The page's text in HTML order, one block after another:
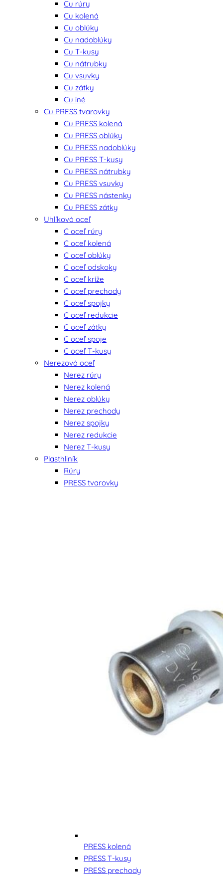
Cu rúry
Cu kolená
Cu oblúky
Cu nadoblúky
Cu T-kusy
Cu nátrubky
Cu vsuvky
Cu zátky
Cu iné
Cu PRESS tvarovky
Cu PRESS kolená
Cu PRESS oblúky
Cu PRESS nadoblúky
Cu PRESS T-kusy
Cu PRESS nátrubky
Cu PRESS vsuvky
Cu PRESS nástenky
Cu PRESS zátky
Uhlíková oceľ
C oceľ rúry
C oceľ kolená
C oceľ oblúky
C oceľ odskoky
C oceľ kríže
C oceľ prechody
C oceľ spojky
C oceľ redukcie
C oceľ zátky
C oceľ spoje
C oceľ T-kusy
Nerezová oceľ
Nerez rúry
Nerez kolená
Nerez oblúky
Nerez prechody
Nerez spojky
Nerez redukcie
Nerez T-kusy
Plasthliník
Rúry
PRESS tvarovky
PRESS kolená
PRESS T-kusy
PRESS prechody